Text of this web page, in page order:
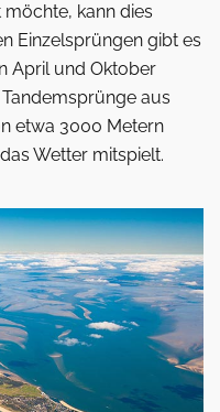
kann dies
Einzelsprüngen gibt es
April und Oktober
aus
etwa 3000 Metern
Wetter mitspielt.